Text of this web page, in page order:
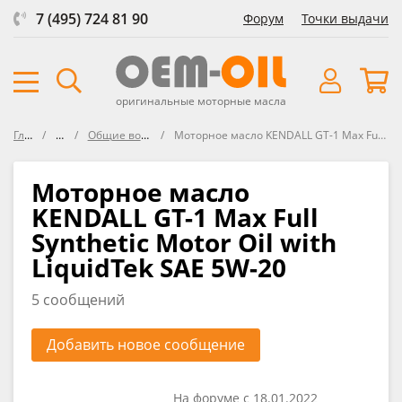
7 (495) 724 81 90 Форум Точки выдачи
оригинальные моторные масла
Главная ФорумОбщие вопросы по маслам Моторное масло KENDALL GT-1 Max Full Synthetic Motor Oil with LiquidTek SAE 5W-20
Моторное масло
KENDALL GT-1 Max Full
Synthetic Motor Oil with
LiquidTek SAE 5W-20
5 сообщений
Добавить новое сообщение
На форуме с 18.01.2022